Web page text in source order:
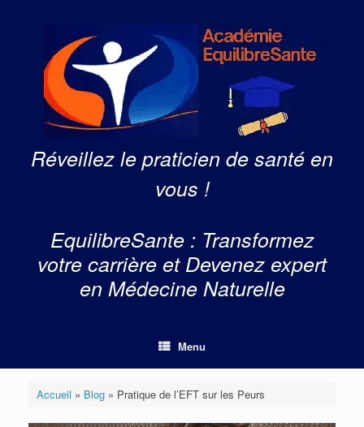
Réveillez le praticien de santé en
vous !
EquilibreSante : Transformez
votre carrière et Devenez expert
en Médecine Naturelle
Menu
Accueil » Blog» Pratique de l’EFT sur les Peurs